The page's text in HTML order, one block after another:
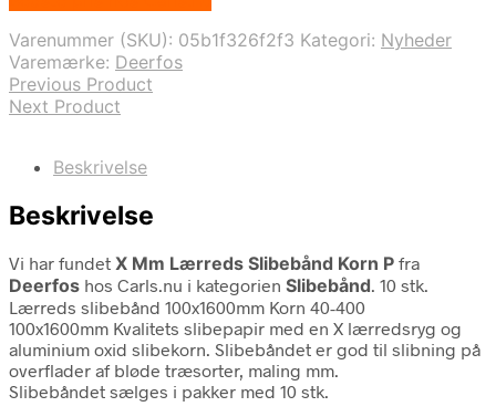
Varenummer (SKU): 05b1f326f2f3 Kategori: Nyheder
Varemærke: Deerfos
Previous Product
Next Product
Beskrivelse
Beskrivelse
Vi har fundet X Mm Lærreds Slibebånd Korn P fra
Deerfos hos Carls.nu i kategorien Slibebånd. 10 stk.
Lærreds slibebånd 100x1600mm Korn 40-400
100x1600mm Kvalitets slibepapir med en X lærredsryg og
aluminium oxid slibekorn. Slibebåndet er god til slibning på
overflader af bløde træsorter, maling mm.
Slibebåndet sælges i pakker med 10 stk.